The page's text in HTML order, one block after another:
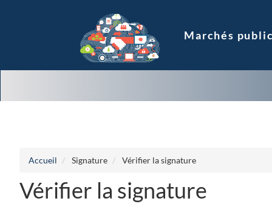
Accueil Signature Vérifier la signature
Vérifier la signature